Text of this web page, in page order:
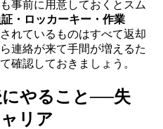
事前に用意しておくとスム
・ロッカーキー・作業
れているものはすべて返却
連絡が来て手間が増えるた
確認しておきましょう。
やること──失
リア